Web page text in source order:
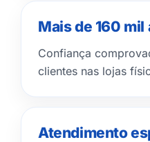
Mais de 160
Confiança
clientes nas lojas
Atendimento